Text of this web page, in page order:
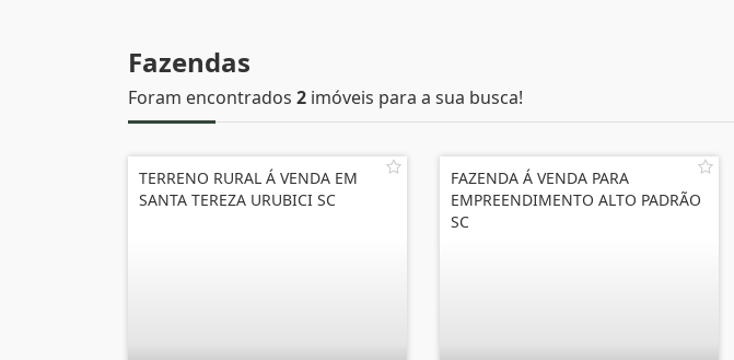
Fazendas
Foram encontrados 2 imóveis para a sua busca!
TERRENO RURAL Á VENDA EM
SANTA TEREZA URUBICI SC
FAZENDA Á VENDA PARA
EMPREENDIMENTO ALTO PADRÃO
SC